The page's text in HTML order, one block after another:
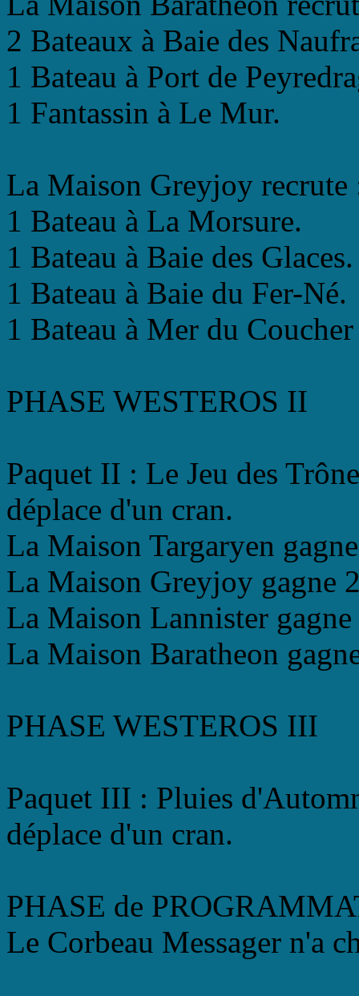
2 Bateaux à Baie des
1 Bateau à Port de
1 Fantassin à Le Mur.
La Maison Greyjoy recrute
1 Bateau à La Morsure.
1 Bateau à Baie des Glaces.
1 Bateau à Baie du Fer-Né.
1 Bateau à Mer du
PHASE WESTEROS II
Paquet II : Le Jeu des
déplace d'un cran.
La Maison Targaryen
La Maison Greyjoy gagne
La Maison Lannister
La Maison Baratheon
PHASE WESTEROS III
Paquet III : Pluies
déplace d'un cran.
PHASE de
Le Corbeau Messager n'a